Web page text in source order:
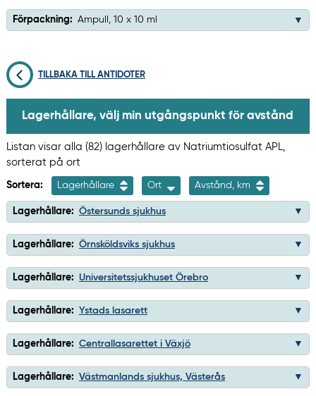
Förpackning: Ampull, 10 x 10 ml
TILLBAKA TILL ANTIDOTER
Lagerhållare, välj min utgångspunkt för avstånd
Listan visar alla (82) lagerhållare av Natriumtiosulfat APL,
sorterat på ort
Sortera: Lagerhållare Ort Avstånd, km
Lagerhållare: Östersunds sjukhus
Lagerhållare: Örnsköldsviks sjukhus
Lagerhållare: Universitetssjukhuset Örebro
Lagerhållare: Ystads lasarett
Lagerhållare: Centrallasarettet i Växjö
Lagerhållare: Västmanlands sjukhus, Västerås